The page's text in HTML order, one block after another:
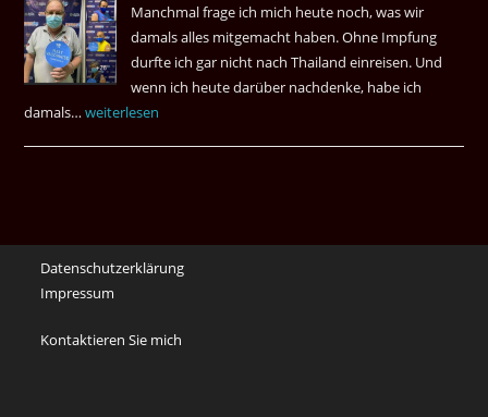
Manchmal frage ich mich heute noch, was wir
damals alles mitgemacht haben. Ohne Impfung
durfte ich gar nicht nach Thailand einreisen. Und
wenn ich heute darüber nachdenke, habe ich
damals…Das
an
die
Corona
Zeiten
weiterlesen
Datenschutzerklärung
Impressum
Kontaktieren Sie mich